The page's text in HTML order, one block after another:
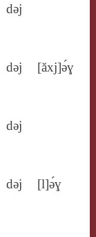
dǝj
dǝj [ăxj]ə́ɣ
dǝj
dǝj [l]ə́ɣ